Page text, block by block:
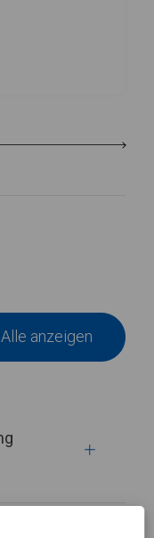
Alle anzeigen